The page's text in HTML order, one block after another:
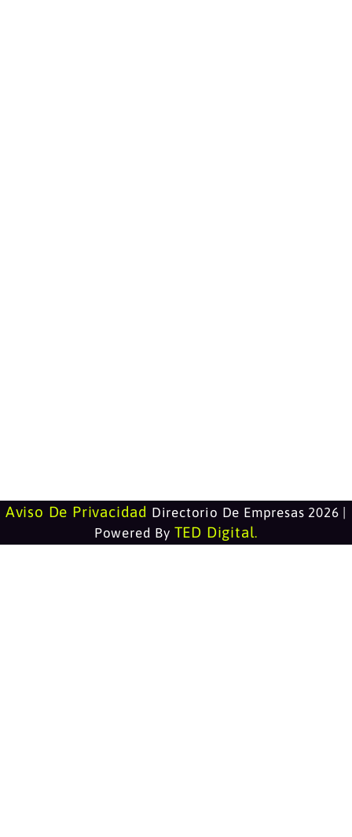
Aviso De Privacidad Directorio De Empresas 2026 |
Powered By TED Digital.